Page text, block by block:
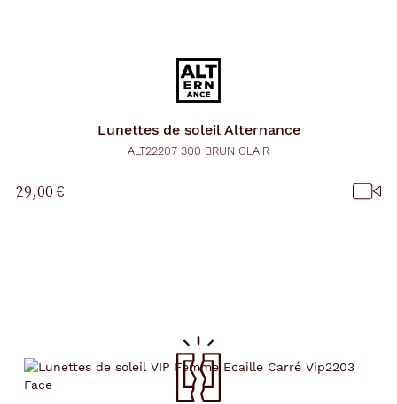
Lunettes de soleil Alternance
ALT22207 300 BRUN CLAIR
29,00 €